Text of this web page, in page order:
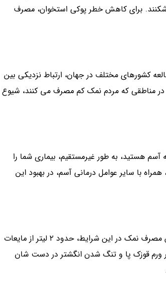
برای کاهش خطر پوکی استخوان، مصرف
مختلف در جهان، ارتباط نزدیکی بین
در مناطقی که مردم نمک کم مصرف می کنند، شیوع
هستید، به طور غیرمستقیم، بیماری شما را
با سایر عوامل درمانی آسم، در بهبود این
مصرف نمک زیاد، باعث افزایش احتباس مایعات در بدن می شود.کاهش مصرف نمک در این شرایط، حدود ۲ لیتر از مایعات
ورم قوزک پا و تنگ شدن انگشتر در دست شان